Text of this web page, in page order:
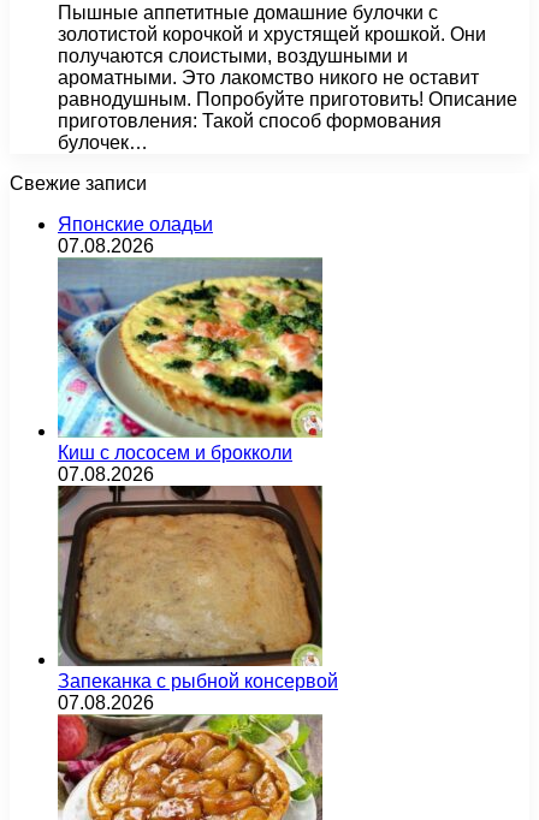
Пышные аппетитные домашние булочки с
золотистой корочкой и хрустящей крошкой. Они
получаются слоистыми, воздушными и
ароматными. Это лакомство никого не оставит
равнодушным. Попробуйте приготовить! Описание
приготовления: Такой способ формования
булочек…
Свежие записи
Японские оладьи
07.08.2026
Киш с лососем и брокколи
07.08.2026
Запеканка с рыбной консервой
07.08.2026